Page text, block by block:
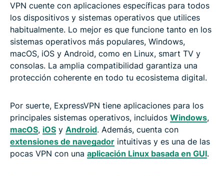
VPN cuente con aplicaciones específicas para todos
los dispositivos y sistemas operativos que utilices
habitualmente. Lo mejor es que funcione tanto en los
sistemas operativos más populares, Windows,
macOS, iOS y Android, como en Linux, smart TV y
consolas. La amplia compatibilidad garantiza una
protección coherente en todo tu ecosistema digital.
Por suerte, ExpressVPN tiene aplicaciones para los
principales sistemas operativos, incluidos Windows,
macOS, iOS y Android. Además, cuenta con
extensiones de navegador intuitivas y es una de las
pocas VPN con una aplicación Linux basada en GUI.